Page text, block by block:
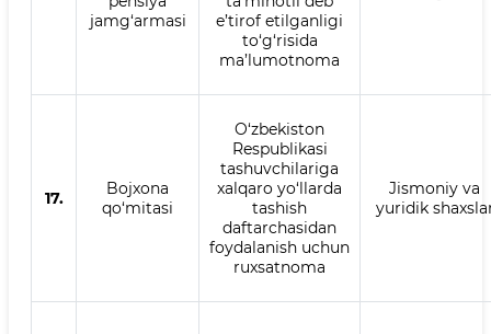
jamg‘armasi
e’tirof etilganligi
to‘g‘risida
ma’lumotnoma
17.
Bojxona
qo‘mitasi
O‘zbekiston
Respublikasi
tashuvchilariga
xalqaro yo‘llarda
tashish
daftarchasidan
foydalanish uchun
ruxsatnoma
Jismoniy va
yuridik